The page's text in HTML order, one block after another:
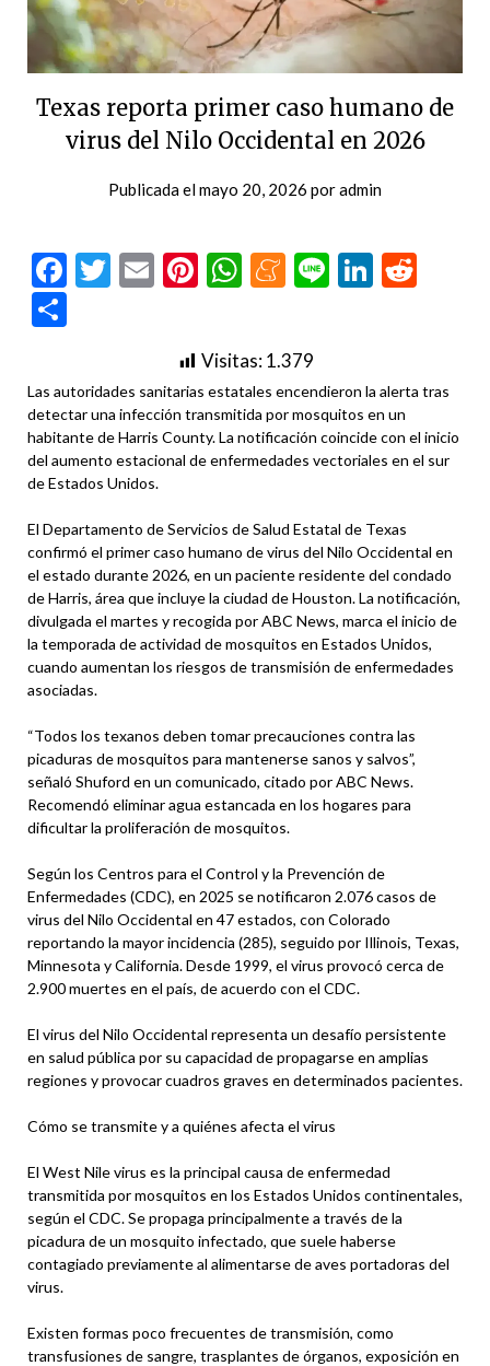
Texas reporta primer caso humano de
virus del Nilo Occidental en 2026
Publicada elmayo 20, 2026 poradmin
Facebook
Twitter
EmailPinterest
WhatsApp
Meneame
Line
Visitas:1.379
Las autoridades sanitarias estatales encendieron la alerta tras
detectar una infección transmitida por mosquitos en un
habitante de Harris County. La notificación coincide con el inicio
del aumento estacional de enfermedades vectoriales en el sur
de Estados Unidos.
El Departamento de Servicios de Salud Estatal de Texas
confirmó el primer caso humano de virus del Nilo Occidental en
el estado durante 2026, en un paciente residente del condado
de Harris, área que incluye la ciudad de Houston. La notificación,
divulgada el martes y recogida por ABC News, marca el inicio de
la temporada de actividad de mosquitos en Estados Unidos,
cuando aumentan los riesgos de transmisión de enfermedades
asociadas.
“Todos los texanos deben tomar precauciones contra las
picaduras de mosquitos para mantenerse sanos y salvos”,
señaló Shuford en un comunicado, citado por ABC News.
Recomendó eliminar agua estancada en los hogares para
dificultar la proliferación de mosquitos.
Según los Centros para el Control y la Prevención de
Enfermedades (CDC), en 2025 se notificaron 2.076 casos de
virus del Nilo Occidental en 47 estados, con Colorado
reportando la mayor incidencia (285), seguido por Illinois, Texas,
Minnesota y California. Desde 1999, el virus provocó cerca de
2.900 muertes en el país, de acuerdo con el CDC.
El virus del Nilo Occidental representa un desafío persistente
en salud pública por su capacidad de propagarse en amplias
regiones y provocar cuadros graves en determinados pacientes.
Cómo se transmite y a quiénes afecta el virus
El West Nile virus es la principal causa de enfermedad
transmitida por mosquitos en los Estados Unidos continentales,
según el CDC. Se propaga principalmente a través de la
picadura de un mosquito infectado, que suele haberse
contagiado previamente al alimentarse de aves portadoras del
virus.
Existen formas poco frecuentes de transmisión, como
transfusiones de sangre, trasplantes de órganos, exposición en